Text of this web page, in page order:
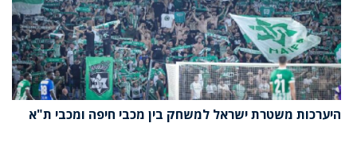
היערכות משטרת ישראל למשחק בין מכבי חיפה ומכבי ת"א